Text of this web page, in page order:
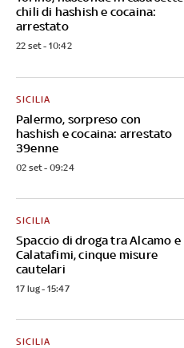
chili di hashish e cocaina:
arrestato
22 set - 10:42
Palermo, sorpreso con
hashish e cocaina: arrestato
39enne
SICILIA
02 set - 09:24
Spaccio di droga tra Alcamo e
Calatafimi, cinque misure
cautelari
SICILIA
17 lug - 15:47
SICILIA